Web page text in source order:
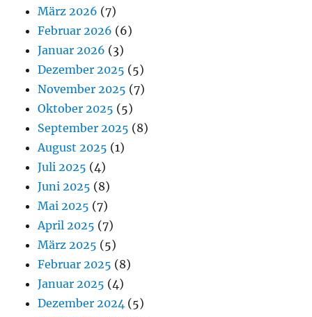
März 2026 (7)
Februar 2026 (6)
Januar 2026 (3)
Dezember 2025 (5)
November 2025 (7)
Oktober 2025 (5)
September 2025 (8)
August 2025 (1)
Juli 2025 (4)
Juni 2025 (8)
Mai 2025 (7)
April 2025 (7)
März 2025 (5)
Februar 2025 (8)
Januar 2025 (4)
Dezember 2024 (5)